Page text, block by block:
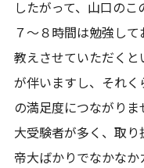
したがって、山口の
７～８時間は勉強して
教えさせていただく
が伴いますし、それ
の満足度につながり
大受験者が多く、取
帝大ばかりでなかなか